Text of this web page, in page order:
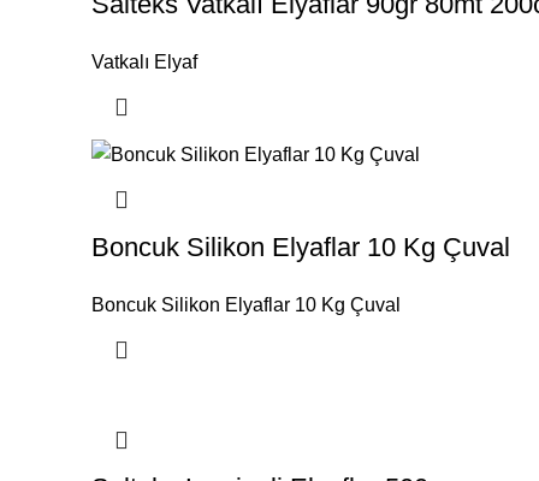
Vatkalı Elyaf
Boncuk Silikon Elyaflar 10 Kg Çuval
Boncuk Silikon Elyaflar 10 Kg Çuval